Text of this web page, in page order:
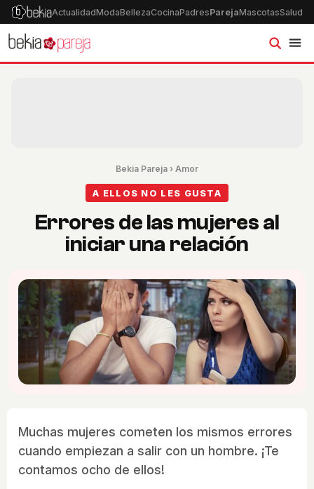
ActualidadModaBellezaCocinaPadresParejaMascotasSalud
Bekia Pareja › Amor
A ELLOS NO LES GUSTA
Errores de las mujeres al
iniciar una relación
Muchas mujeres cometen los mismos errores
cuando empiezan a salir con un hombre. ¡Te
contamos ocho de ellos!